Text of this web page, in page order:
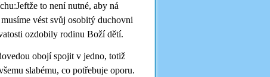
to není nutné, aby ná
vést svůj osobitý duchovni
ozdobily rodinu Boží dětí.
obojí spojit v jedno, totiž
slabému, co potřebuje oporu.